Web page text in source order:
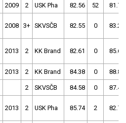
2009 2 USK Pha 82.56 52 81.74
2008 3+ SKVSČB 82.55 0 83.22
2013 2 KK Brand 82.61 0 85.69
2013 2 KK Brand 84.38 0 88.83
2 SKVSČB 84.58 0 87.48
2013 2 USK Pha 85.74 2 82.77